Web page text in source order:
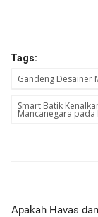
Tags:
Gandeng Desainer
Smart Batik
Mancanegara
Apakah Havas